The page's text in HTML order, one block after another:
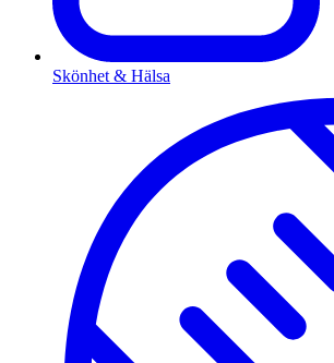
Skönhet & Hälsa